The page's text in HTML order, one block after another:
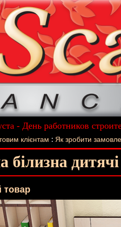
- День работников
подарок - Постельное
клієнтам : Як зробити
білизна
товар